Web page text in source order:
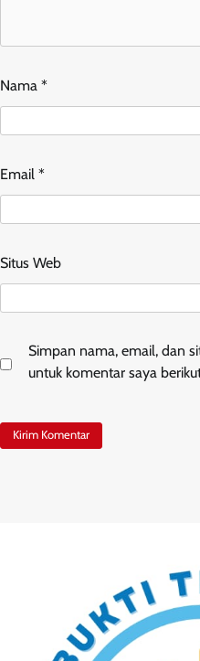
Nama *
Email *
Situs Web
Simpan nama, email, dan
untuk komentar saya